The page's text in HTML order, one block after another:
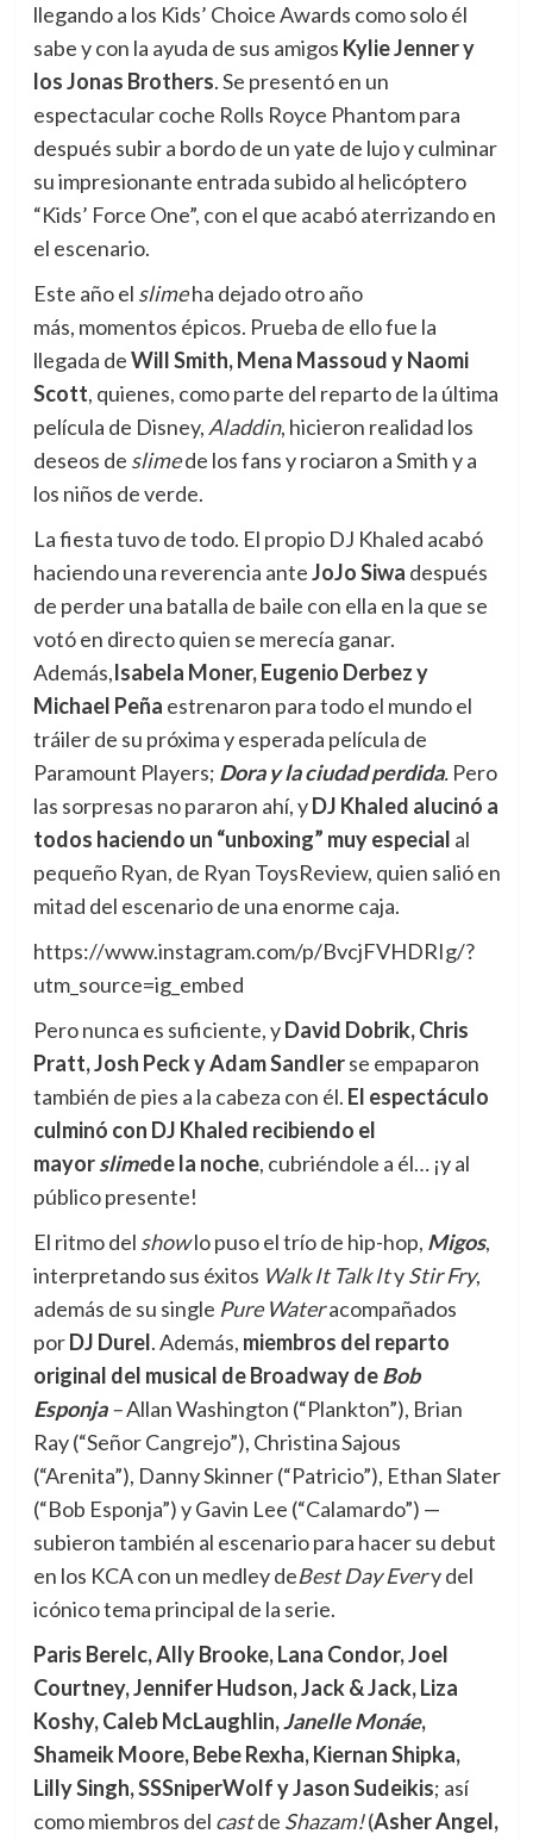
llegando a los Kids’ Choice Awards como solo él
sabe y con la ayuda de sus amigos Kylie Jenner y
los Jonas Brothers. Se presentó en un
espectacular coche Rolls Royce Phantom para
después subir a bordo de un yate de lujo y culminar
su impresionante entrada subido al helicóptero
“Kids’ Force One”, con el que acabó aterrizando en
el escenario.
Este año el slimeha dejado otro año
más, momentos épicos. Prueba de ello fue la
llegada deWill Smith, Mena Massoud y Naomi
Scott, quienes, como parte del reparto de la última
película de Disney,Aladdin, hicieron realidad los
deseos de slimede los fans y rociaron a Smith y a
los niños de verde.
La fiesta tuvo de todo. El propio DJ Khaled acabó
haciendo una reverencia anteJoJo Siwa después
de perder una batalla de baile con ella en la que se
votó en directo quien se merecía ganar.
Además,Isabela Moner, Eugenio Derbez y
Michael Peña estrenaron para todo el mundo el
tráiler de su próxima y esperada película de
Paramount Players; Dora y la ciudad perdida.Pero
las sorpresas no pararon ahí, yDJ Khaled alucinó a
todos haciendo un “unboxing” muy especial al
pequeño Ryan, de Ryan ToysReview, quien salió en
mitad del escenario de una enorme caja.
https://www.instagram.com/p/BvcjFVHDRIg/?
utm_source=ig_embed
Pero nunca es suficiente, yDavid Dobrik, Chris
Pratt, Josh Peck y Adam Sandlerse empaparon
también de pies a la cabeza con él. El espectáculo
culminó con DJ Khaled recibiendo el
mayorslimede la noche, cubriéndole a él… ¡y al
público presente!
El ritmo del showlo puso el trío de hip-hop, Migos,
interpretando sus éxitos Walk It Talk ItyStir Fry,
además de su single Pure Wateracompañados
porDJ Durel. Además, miembros del reparto
original del musical de Broadway deBob
Esponja–Allan Washington (“Plankton”), Brian
Ray (“Señor Cangrejo”), Christina Sajous
(“Arenita”), Danny Skinner (“Patricio”), Ethan Slater
(“Bob Esponja”) y Gavin Lee (“Calamardo”) —
subieron también al escenario para hacer su debut
en los KCA con un medley deBest Day Every del
icónico tema principal de la serie.
Paris Berelc, Ally Brooke, Lana Condor, Joel
Courtney, Jennifer Hudson, Jack & Jack, Liza
Koshy, Caleb McLaughlin,Janelle Monáe,
Shameik Moore, Bebe Rexha, Kiernan Shipka,
Lilly Singh, SSSniperWolf y Jason Sudeikis; así
como miembros del castde Shazam!(Asher Angel,